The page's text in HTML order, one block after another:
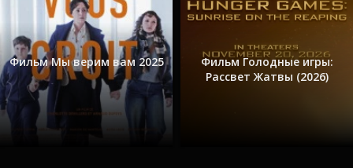
Фильм Мы верим вам 2025
Фильм Голодные игры:
Рассвет Жатвы (2026)